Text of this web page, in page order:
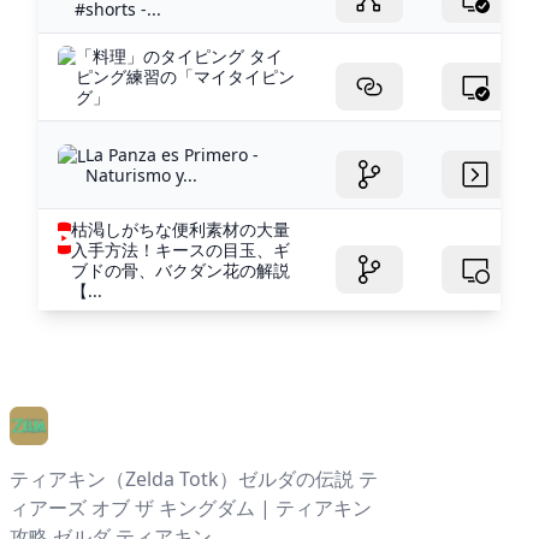
#shorts -...
「料理」のタイピング タイ
ピング練習の「マイタイピン
グ」
La Panza es Primero -
Naturismo y...
枯渇しがちな便利素材の大量
入手方法！キースの目玉、ギ
ブドの骨、バクダン花の解説
【...
ティアキン（Zelda Totk）ゼルダの伝説 テ
ィアーズ オブ ザ キングダム | ティアキン